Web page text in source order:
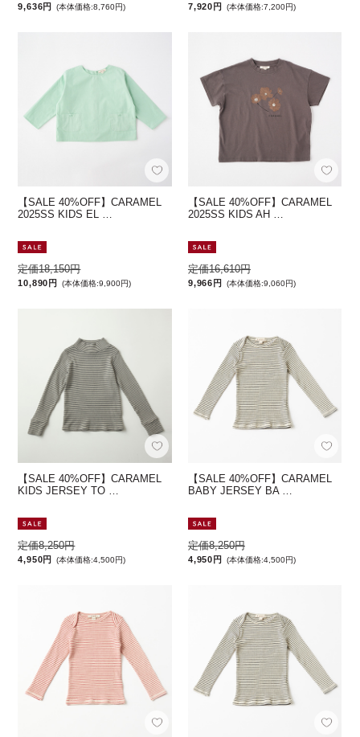
9,636円 (本体価格:8,760円) 7,920円 (本体価格:7,200円)
【SALE 40%OFF】CARAMEL
2025SS KIDS EL …
定価18,150円
10,890円 (本体価格:9,900円)
【SALE 40%OFF】CARAMEL
2025SS KIDS AH …
定価16,610円
9,966円 (本体価格:9,060円)
【SALE 40%OFF】CARAMEL
KIDS JERSEY TO …
定価8,250円
4,950円 (本体価格:4,500円)
【SALE 40%OFF】CARAMEL
BABY JERSEY BA …
定価8,250円
4,950円 (本体価格:4,500円)